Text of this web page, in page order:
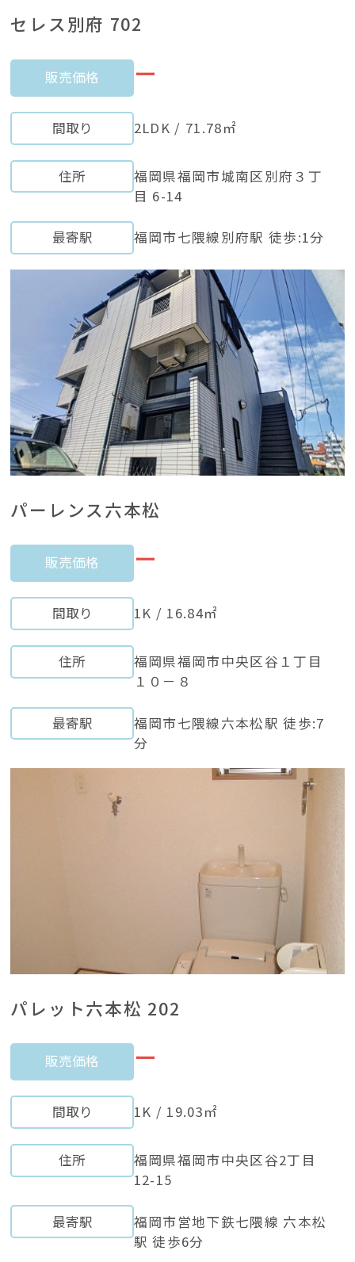
セレス別府 702
販売価格 ー
間取り 2LDK / 71.78㎡
住所
福岡県福岡市城南区別府３丁
目 6-14
最寄駅 福岡市七隈線別府駅 徒歩:1分
パーレンス六本松
販売価格 ー
間取り 1K / 16.84㎡
住所
福岡県福岡市中央区谷１丁目
１０－８
最寄駅
福岡市七隈線六本松駅 徒歩:7
分
パレット六本松 202
販売価格 ー
間取り 1K / 19.03㎡
住所
福岡県福岡市中央区谷2丁目
12-15
最寄駅
福岡市営地下鉄七隈線 六本松
駅 徒歩6分